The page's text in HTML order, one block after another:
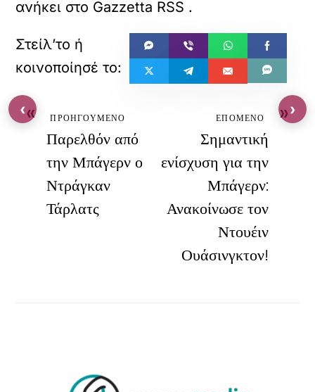
ανήκει στο Gazzetta RSS .
« ΠΡΟΗΓΟΥΜΕΝΟ
Παρελθόν από
την Μπάγερν ο
Ντράγκαν
Τάρλατς
»
ΕΠΟΜΕΝΟ
Σημαντική
ενίσχυση για την
Μπάγερν:
Ανακοίνωσε τον
Ντουέιν
Ουάσινγκτον!
‹ ›